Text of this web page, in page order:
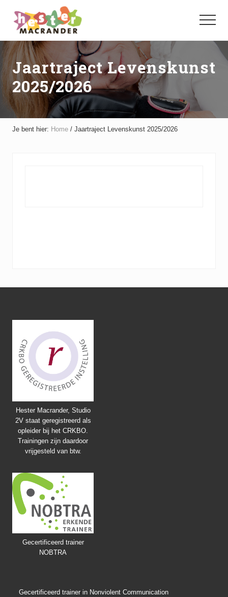
naar
hoofd
inhoud
naar
voettekst
Menu
Jaartraject Levenskunst
2025/2026
Je bent hier: Home / Jaartraject Levenskunst 2025/2026
Hester Macrander, Studio
2V staat geregistreerd als
opleider bij het CRKBO.
Trainingen zijn daardoor
vrijgesteld van btw.
Gecertificeerd trainer
NOBTRA
Gecertificeerd trainer in Nonviolent Communication